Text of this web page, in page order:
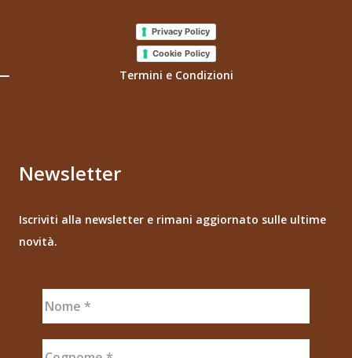
Privacy Policy
Cookie Policy
Termini e Condizioni
Newsletter
Iscriviti alla newsletter e rimani aggiornato sulle ultime
novità.